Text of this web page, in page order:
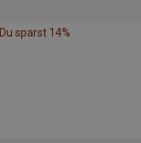
Du sparst 14%